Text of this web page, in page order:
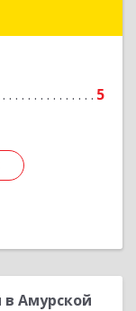
5
Подробнее
Амурской